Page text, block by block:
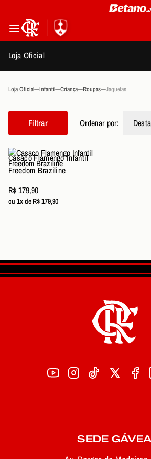
Loja Oficial
Loja Oficial Infantil Criança Roupas Jaquetas
Filtrar Ordenar por:
Casaco Flamengo Infantil
Freedom Braziline
R$ 179,90
ou 1x de R$ 179,90
SEDE GÁVEA